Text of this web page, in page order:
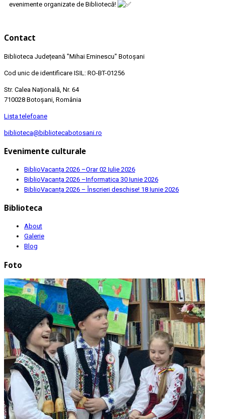
evenimente organizate de Bibliotecă!
Contact
Biblioteca Județeană "Mihai Eminescu" Botoșani
Cod unic de identificare ISIL: RO-BT-01256
Str. Calea Națională, Nr. 64
710028 Botoșani, România
Lista telefoane
biblioteca@bibliotecabotosani.ro
Evenimente culturale
BiblioVacanța 2026 –Orar02 Iulie 2026
BiblioVacanța 2026 –Informatica 30 Iunie 2026
BiblioVacanța 2026 – Înscrieri deschise! 18 Iunie 2026
Biblioteca
About
Galerie
Blog
Foto